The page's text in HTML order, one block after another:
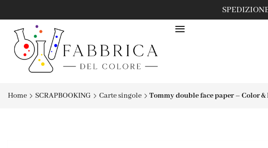
PAGA
Home SCRAPBOOKING Carte singole Tommy double face paper – Color &